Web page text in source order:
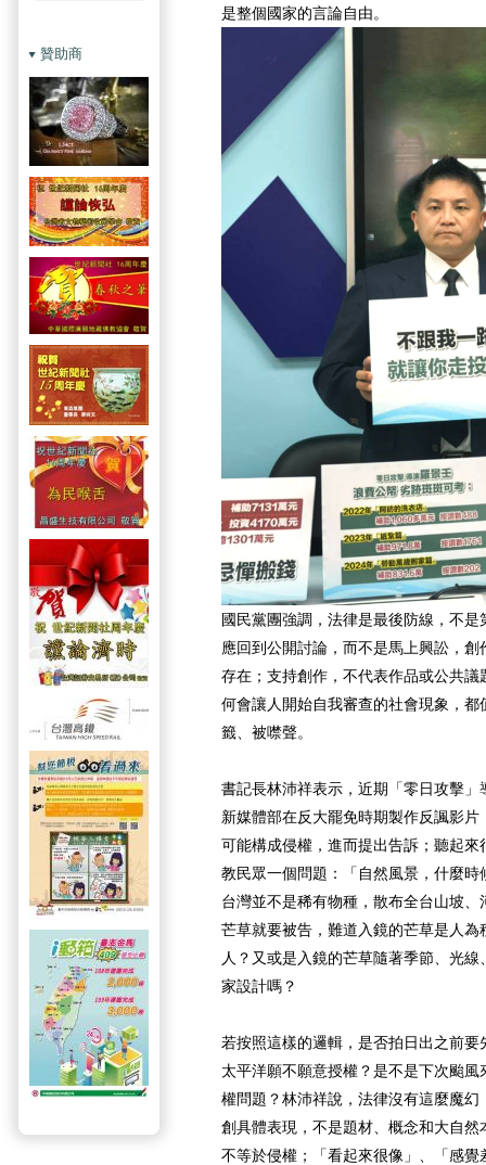
贊助商
是整個國家的言論自由。
國民黨團強調，法律是最後防線，不
應回到公開討論，而不是馬上興訟，
存在；支持創作，不代表作品或公共
何會讓人開始自我審查的社會現象，
籤、被噤聲。
書記長林沛祥表示，近期「零日攻擊
新媒體部在反大罷免時期製作反諷影
可能構成侵權，進而提出告訴；聽起
教民眾一個問題：「自然風景，什麼
台灣並不是稀有物種，散布全台山坡
芒草就要被告，難道入鏡的芒草是人
人？又或是入鏡的芒草隨著季節、光
家設計嗎？
若按照這樣的邏輯，是否拍日出之前
太平洋願不願意授權？是不是下次颱
權問題？林沛祥說，法律沒有這麼魔
創具體表現，不是題材、概念和大自
不等於侵權；「看起來很像」、「感